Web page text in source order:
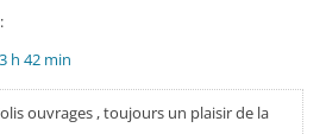
h 42 min
ouvrages , toujours un plaisir de la